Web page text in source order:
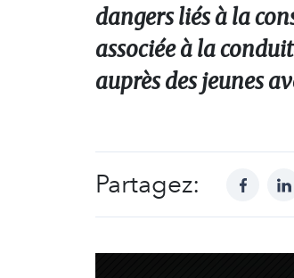
dangers liés à la
associée à la
auprès des jeunes
Partagez: